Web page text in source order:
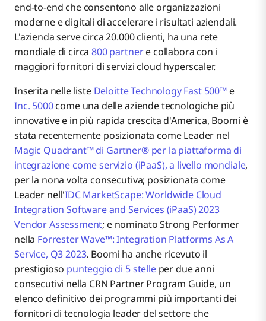
end-to-end che consentono alle organizzazioni
moderne e digitali di accelerare i risultati aziendali.
L'azienda serve circa 20.000 clienti, ha una rete
mondiale di circa800 partnere collabora con i
maggiori fornitori di servizi cloud hyperscaler.
Inserita nelle liste Deloitte Technology Fast 500™ e
Inc. 5000come una delle aziende tecnologiche più
innovative e in più rapida crescita d'America, Boomi è
stata recentemente posizionata come Leader nel
Magic Quadrant™ di Gartner® per la piattaforma di
integrazione come servizio (iPaaS), a livello mondiale,
per la nona volta consecutiva; posizionata come
Leader nell'IDC MarketScape: Worldwide Cloud
Integration Software and Services (iPaaS) 2023
Vendor Assessment; e nominato Strong Performer
nella Forrester Wave™: Integration Platforms As A
Service, Q3 2023. Boomi ha anche ricevuto il
prestigioso punteggio di 5 stelleper due anni
consecutivi nella CRN Partner Program Guide, un
elenco definitivo dei programmi più importanti dei
fornitori di tecnologia leader del settore che